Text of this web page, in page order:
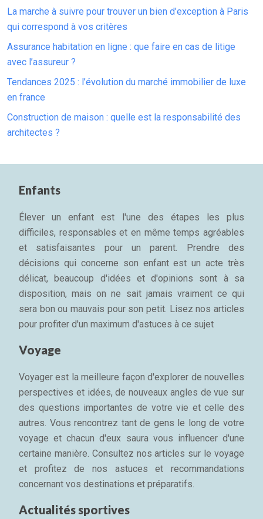
La marche à suivre pour trouver un bien d’exception à Paris
qui correspond à vos critères
Assurance habitation en ligne : que faire en cas de litige
avec l’assureur ?
Tendances 2025 : l’évolution du marché immobilier de luxe
en france
Construction de maison : quelle est la responsabilité des
architectes ?
Enfants
Élever un enfant est l'une des étapes les plus
difficiles, responsables et en même temps agréables
et satisfaisantes pour un parent. Prendre des
décisions qui concerne son enfant est un acte très
délicat, beaucoup d'idées et d'opinions sont à sa
disposition, mais on ne sait jamais vraiment ce qui
sera bon ou mauvais pour son petit. Lisez nos articles
pour profiter d'un maximum d'astuces à ce sujet
Voyage
Voyager est la meilleure façon d'explorer de nouvelles
perspectives et idées, de nouveaux angles de vue sur
des questions importantes de votre vie et celle des
autres. Vous rencontrez tant de gens le long de votre
voyage et chacun d'eux saura vous influencer d'une
certaine manière. Consultez nos articles sur le voyage
et profitez de nos astuces et recommandations
concernant vos destinations et préparatifs.
Actualités sportives